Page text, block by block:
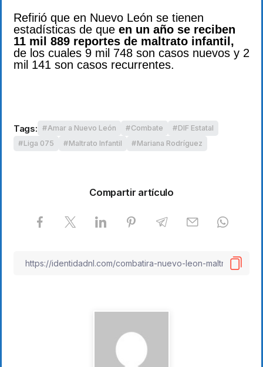
Refirió que en Nuevo León se tienen
estadísticas de que en un año se reciben
11 mil 889 reportes de maltrato infantil,
de los cuales 9 mil 748 son casos nuevos y 2
mil 141 son casos recurrentes.
Tags: Amar a Nuevo León Combate
DIF Estatal
Liga 075
Maltrato Infantil Mariana Rodríguez
Compartir artículo